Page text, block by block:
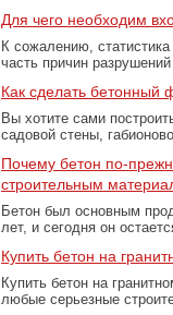
Для чего необходим
К сожалению,
часть причин
Как сделать бетонный
Вы хотите сами
садовой стены,
Почему бетон по-
строительным
Бетон был основным
лет, и сегодня он
Купить бетон на
Купить бетон на
любые серьезные